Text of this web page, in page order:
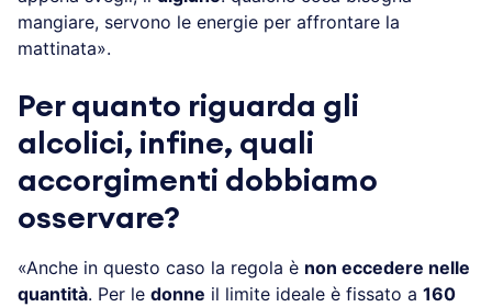
mangiare, servono le energie per affrontare la
mattinata».
Per quanto riguarda gli
alcolici, infine, quali
accorgimenti dobbiamo
osservare?
«Anche in questo caso la regola è non eccedere nelle
quantità. Per le donne il limite ideale è fissato a 160